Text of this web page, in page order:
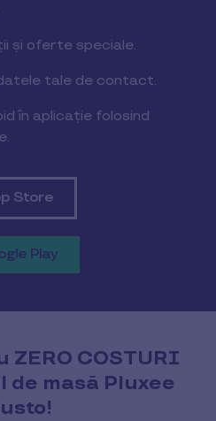
și oferte speciale.
tale de contact.
în aplicație folosind
Store
Play
COSTURI
masă Pluxee